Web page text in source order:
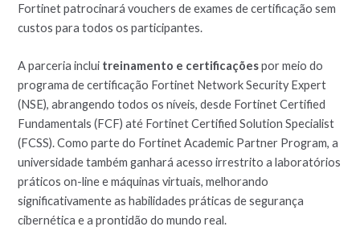
Fortinet patrocinará vouchers de exames de certificação sem
custos para todos os participantes.
A parceria inclui treinamento e certificaçõespor meio do
programa de certificação Fortinet Network Security Expert
(NSE), abrangendo todos os níveis, desde Fortinet Certified
Fundamentals (FCF) até Fortinet Certified Solution Specialist
(FCSS). Como parte do Fortinet Academic Partner Program, a
universidade também ganhará acesso irrestrito a laboratórios
práticos on-line e máquinas virtuais, melhorando
significativamente as habilidades práticas de segurança
cibernética e a prontidão do mundo real.